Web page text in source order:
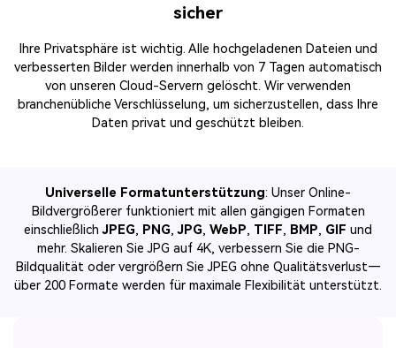
sicher
Ihre Privatsphäre ist wichtig. Alle hochgeladenen Dateien und
verbesserten Bilder werden innerhalb von 7 Tagen automatisch
von unseren Cloud-Servern gelöscht. Wir verwenden
branchenübliche Verschlüsselung, um sicherzustellen, dass Ihre
Daten privat und geschützt bleiben.
Universelle Formatunterstützung: Unser Online-
Bildvergrößerer funktioniert mit allen gängigen Formaten
einschließlichJPEG, PNG,JPG, WebP, TIFF, BMP, GIF und
mehr. Skalieren Sie JPG auf 4K, verbessern Sie die PNG-
Bildqualität oder vergrößern Sie JPEG ohne Qualitätsverlust—
über 200 Formate werden für maximale Flexibilität unterstützt.